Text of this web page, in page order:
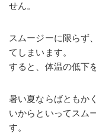
せん。
スムージーに限らず
てしまいます。
すると、体温の低下
暑い夏ならばともか
いからといってスム
す。